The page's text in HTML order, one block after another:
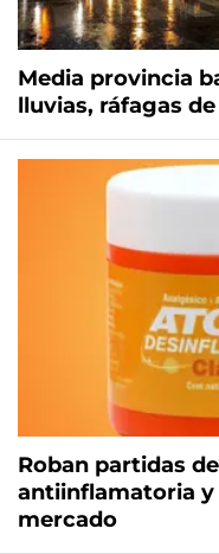
Media provincia
lluvias, ráfagas
Roban partidas
antiinflamatoria
mercado